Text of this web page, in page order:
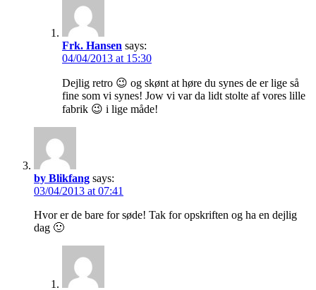
Frk. Hansen says:
04/04/2013 at 15:30
Dejlig retro 😉 og skønt at høre du synes de er lige så
fine som vi synes! Jow vi var da lidt stolte af vores lille
fabrik 😉 i lige måde!
by Blikfang says:
03/04/2013 at 07:41
Hvor er de bare for søde! Tak for opskriften og ha en dejlig
dag 🙂